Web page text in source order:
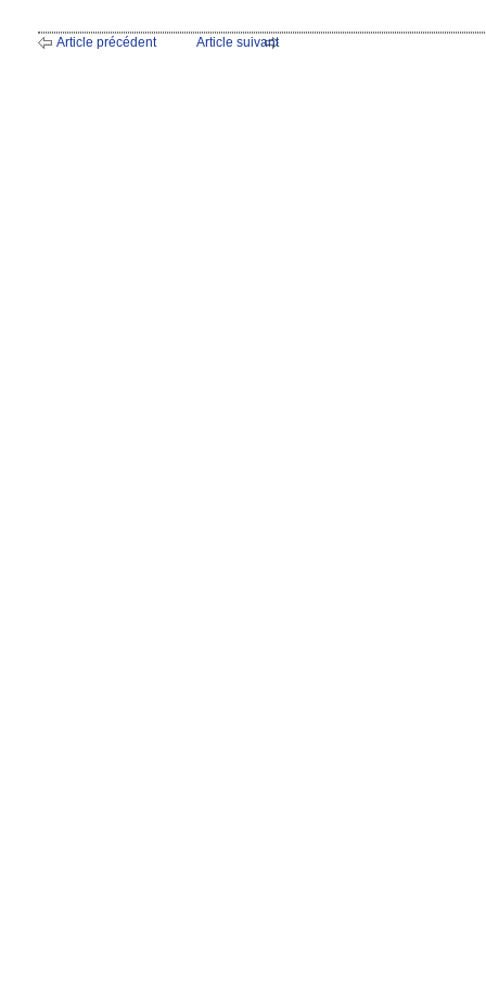
Article précédent Article suivant